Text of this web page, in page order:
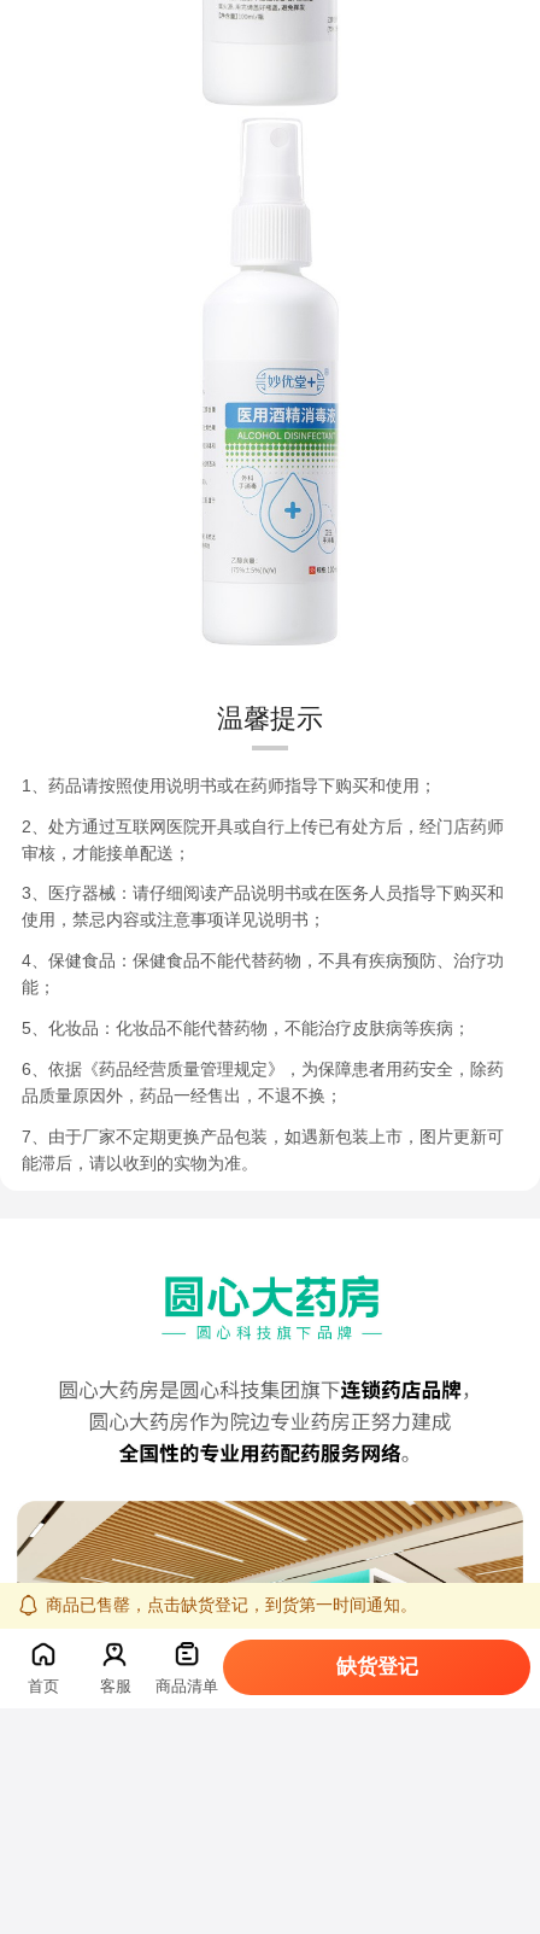
温馨提示
1、药品请按照使用说明书或在药师指导下购买和使用；
2、处方通过互联网医院开具或自行上传已有处方后，经门店药师
审核，才能接单配送；
3、医疗器械：请仔细阅读产品说明书或在医务人员指导下购买和
使用，禁忌内容或注意事项详见说明书；
4、保健食品：保健食品不能代替药物，不具有疾病预防、治疗功
能；
5、化妆品：化妆品不能代替药物，不能治疗皮肤病等疾病；
6、依据《药品经营质量管理规定》，为保障患者用药安全，除药
品质量原因外，药品一经售出，不退不换；
7、由于厂家不定期更换产品包装，如遇新包装上市，图片更新可
能滞后，请以收到的实物为准。
商品已售罄，点击缺货登记，到货第一时间通知。
首页 客服 商品清单
缺货登记